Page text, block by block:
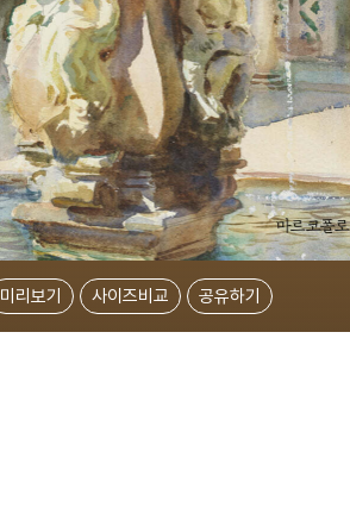
미리보기 사이즈비교 공유하기